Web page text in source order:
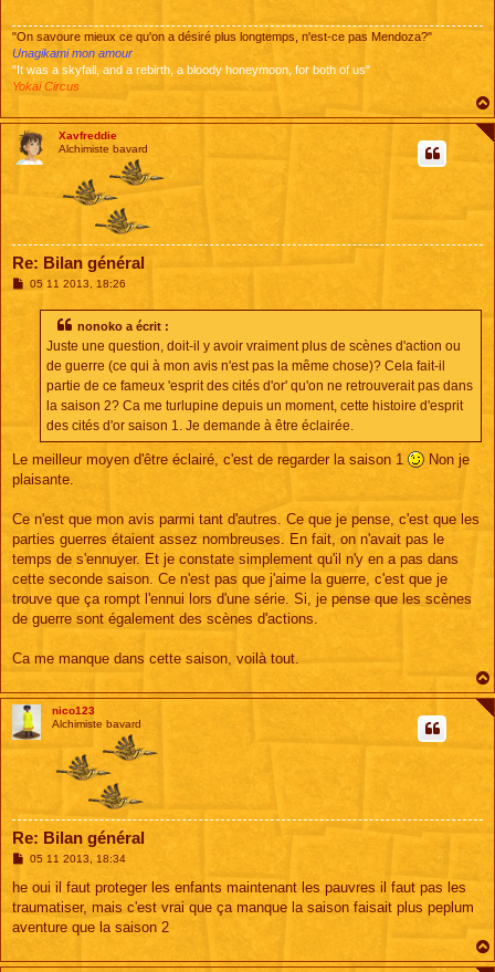
"On savoure mieux ce qu'on a désiré plus longtemps, n'est-ce pas Mendoza?"
Unagikami mon amour
"It was a skyfall, and a rebirth, a bloody honeymoon, for both of us"
Yokai Circus
Xavfreddie
Alchimiste bavard
Re: Bilan général
M05 11 2013, 18:26
nonoko a écrit :
Juste une question, doit-il y avoir vraiment plus de scènes d'action ou
de guerre (ce qui à mon avis n'est pas la même chose)? Cela fait-il
partie de ce fameux 'esprit des cités d'or' qu'on ne retrouverait pas dans
la saison 2? Ca me turlupine depuis un moment, cette histoire d'esprit
des cités d'or saison 1. Je demande à être éclairée.
Le meilleur moyen d'être éclairé, c'est de regarder la saison 1
Non je
plaisante.
Ce n'est que mon avis parmi tant d'autres. Ce que je pense, c'est que les
parties guerres étaient assez nombreuses. En fait, on n'avait pas le
temps de s'ennuyer. Et je constate simplement qu'il n'y en a pas dans
cette seconde saison. Ce n'est pas que j'aime la guerre, c'est que je
trouve que ça rompt l'ennui lors d'une série. Si, je pense que les scènes
de guerre sont également des scènes d'actions.
Ca me manque dans cette saison, voilà tout.
nico123
Alchimiste bavard
Re: Bilan général
M
s
a
g
05 11 2013, 18:34
he oui il faut proteger les enfants maintenant les pauvres il faut pas les
traumatiser, mais c'est vrai que ça manque la saison faisait plus peplum
aventure que la saison 2